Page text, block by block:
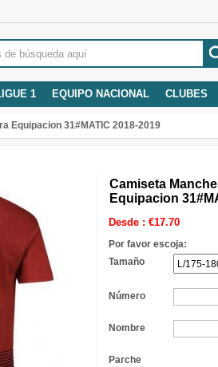
1 EQUIPO NACIONAL CLUBES
Equipacion 31#MATIC 2018-2019
Camiseta
Equipacion
Desde : €17.70
Por favor escoja:
Tamaño
Número
Nombre
Parche